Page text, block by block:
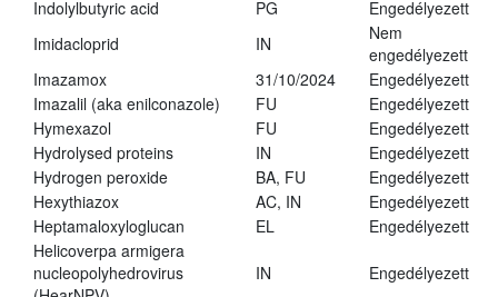
Indolylbutyric acid
PG
Engedélyezett
Imidacloprid
IN
Nem
engedélyezett
Imazamox
31/10/2024
Engedélyezett
Imazalil (aka enilconazole)
FU
Engedélyezett
Hymexazol
FU
Engedélyezett
Hydrolysed proteins
IN
Engedélyezett
Hydrogen peroxide
BA, FU
Engedélyezett
Hexythiazox
AC, IN
Engedélyezett
Heptamaloxyloglucan
EL
Engedélyezett
Helicoverpa armigera
nucleopolyhedrovirus
IN Engedélyezett